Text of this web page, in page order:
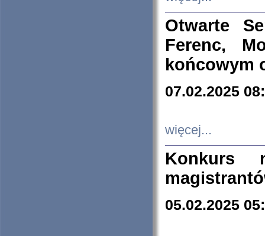
Otwarte
Ferenc,
końcowym
07.02.2025
więcej...
Konkurs
05.02.2025